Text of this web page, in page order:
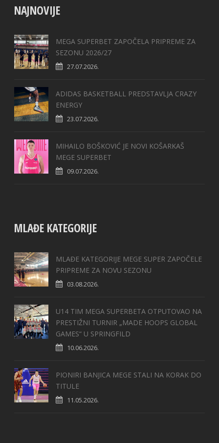
NAJNOVIJE
MEGA SUPERBET ZAPOČELA PRIPREME ZA
SEZONU 2026/27
27.07.2026.
ADIDAS BASKETBALL PREDSTAVLJA CRAZY
ENERGY
23.07.2026.
MIHAILO BOŠKOVIĆ JE NOVI KOŠARKAŠ
MEGE SUPERBET
09.07.2026.
MLAĐE KATEGORIJE
MLAĐE KATEGORIJE MEGE SUPER ZAPOČELE
PRIPREME ZA NOVU SEZONU
03.08.2026.
U14 TIM MEGA SUPERBETA OTPUTOVAO NA
PRESTIŽNI TURNIR „MADE HOOPS GLOBAL
GAMES“ U SPRINGFILD
10.06.2026.
PIONIRI BANJICA MEGE STALI NA KORAK DO
TITULE
11.05.2026.